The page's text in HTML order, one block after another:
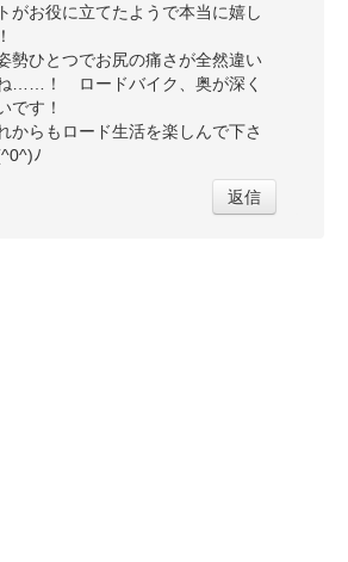
がお役に立てたようで本当に嬉し
勢ひとつでお尻の痛さが全然違い
……！ ロードバイク、奥が深く
です！
からもロード生活を楽しんで下さ
ﾉ
返信